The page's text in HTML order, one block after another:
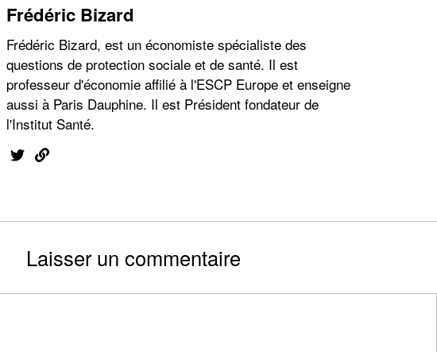
Frédéric Bizard
Frédéric Bizard, est un économiste spécialiste des
questions de protection sociale et de santé. Il est
professeur d'économie affilié à l'ESCP Europe et enseigne
aussi à Paris Dauphine. Il est Président fondateur de
l'Institut Santé.
Laisser un commentaire